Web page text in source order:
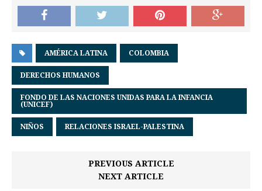
AMÉRICA LATINA COLOMBIA
DERECHOS HUMANOS
FONDO DE LAS NACIONES UNIDAS PARA LA INFANCIA
(UNICEF)
NIÑOS RELACIONES ISRAEL-PALESTINA
PREVIOUS ARTICLE
NEXT ARTICLE